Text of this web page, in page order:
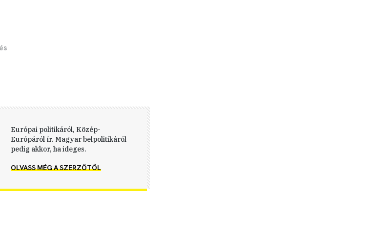
Európai politikáról, Közép-
Európáról ír. Magyar belpolitikáról
pedig akkor, ha ideges.
OLVASS MÉG A SZERZŐTŐL